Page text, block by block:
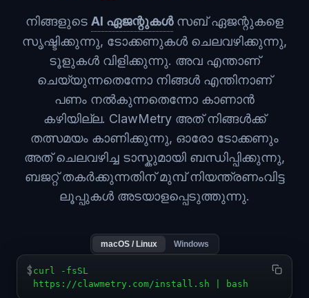
നിങ്ങളുടെ AI ഏജന്റുകൾ സബ് ഏജന്റുകളെ
സൃഷ്ടിക്കുന്നു, ടോക്കണുകൾ ചെലവഴിക്കുന്നു,
ടൂളുകൾ വിളിക്കുന്നു. അവ എന്താണ്
ചെയ്യുന്നതെന്നോ നിങ്ങൾ എന്തിനാണ്
പണം നൽകുന്നതെന്നോ കാണാൻ
കഴിയില്ല. ClawMetry അത് നിങ്ങൾക്ക്
തത്സമയം കാണിക്കുന്നു, ഓരോ ടോക്കണും
അത് ചെലവഴിച്ച ടാസ്കുമായി ബന്ധിപ്പിക്കുന്നു,
ബജറ്റ് തകർക്കുന്നതിന് മുമ്പ് നിയന്ത്രണംവിട്ട
ലൂപ്പുകൾ അടയാളപ്പെടുത്തുന്നു.
macOS / Linux Windows
$ curl -fsSL
https://clawmetry.com/install.sh | bash